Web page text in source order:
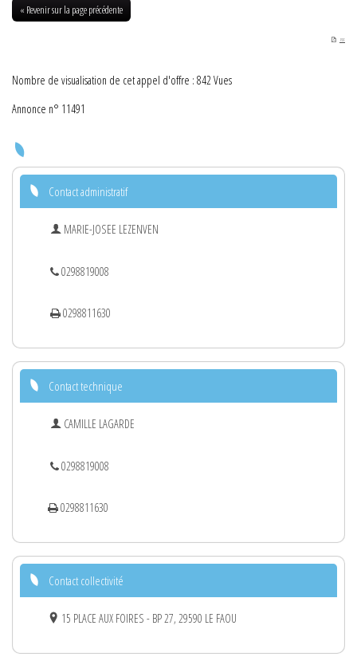
« Revenir sur la page précédente
PDF
Nombre de visualisation de cet appel d'offre : 842 Vues
Annonce n° 11491
Contact administratif
MARIE-JOSEE LEZENVEN
0298819008
0298811630
Contact technique
CAMILLE LAGARDE
0298819008
0298811630
Contact collectivité
15 PLACE AUX FOIRES - BP 27, 29590 LE FAOU